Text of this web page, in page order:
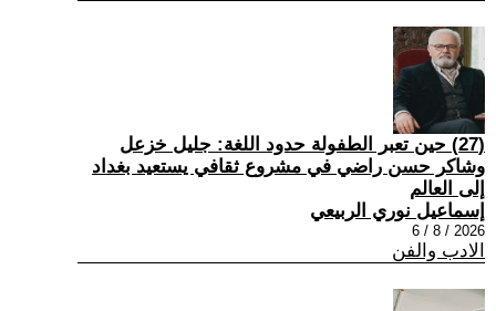
(27) حين تعبر الطفولة حدود اللغة: جليل خزعل
وشاكر حسن راضي في مشروع ثقافي يستعيد بغداد
إلى العالم
إسماعيل نوري الربيعي
2026 / 8 / 6
الادب والفن